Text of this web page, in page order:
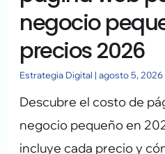
negocio
precios 2026
Estrategia Digital |agosto 5, 2026
Descubre el costo de
negocio pequeño en
incluye cada precio y
Guía
de
precios
2026